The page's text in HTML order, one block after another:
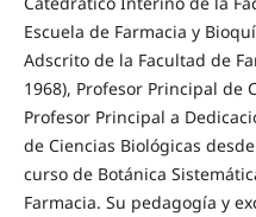
Escuela de Farmacia y
Adscrito de la Facultad de
1968), Profesor Principal de
Profesor Principal a
de Ciencias Biológicas
curso de Botánica
Farmacia. Su pedagogía y